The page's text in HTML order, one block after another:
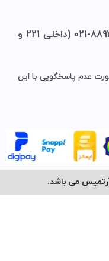
• شماره تماس فروشگاه :13-88934812-021 (داخلی 221 و
عدم پاسخگویی با این
می باشد.